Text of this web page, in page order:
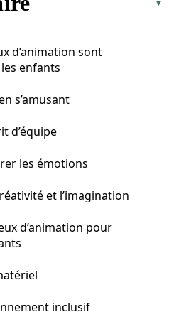
d’animation sont
enfants
s’amusant
d’équipe
les émotions
et l’imagination
d’animation pour
inclusif